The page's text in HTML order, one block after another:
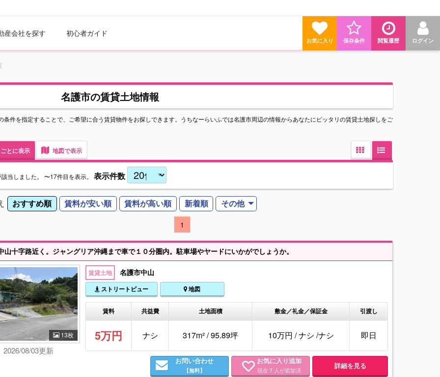
産会社を探す 初心者ガイド
ログイン
閲覧履歴
保存条件
お気に入り
名護市の賃貸土地情報
件を指定することで、ご希望に合う賃貸物件をお探しできます。うちなーらいふでは名護市周辺の情報からあなたにピッタリの賃貸土地探しをご
とに表示 地図で表示
当しました。 〜17件目を表示。 表示件数
おすすめ順 賃料が安い順 賃料が高い順 新着順 その他
1
山十字路近く。ジャングリア沖縄まで車で１０分圏内。駐車場やヤードにいかがでしょうか。
13枚
2026/08/03更新
賃貸土地 名護市中山
ストリートビュー 地図
賃料 共益費 土地面積 敷金／礼金／保証金 引渡し
5万円 ナシ 317m² / 95.89坪 10万円 /ナシ /ナシ 即日
お問い合わせ
【無料】
お気に入り追加
現在7 人が追加済 詳細を見る